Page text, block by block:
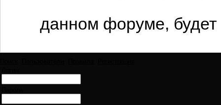
данном форуме,